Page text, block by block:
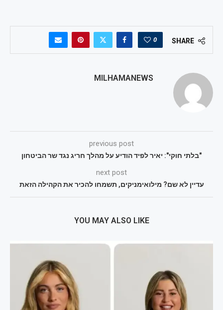
SHARE
0
MILHAMANEWS
previous post
"בלתי חוקי": יאיר לפיד הודיע על מהלך חריג נגד שר הביטחון
next post
עדיין לא שם? מילואימניקים, תשמחו להכיר את הקהילה הזאת
YOU MAY ALSO LIKE